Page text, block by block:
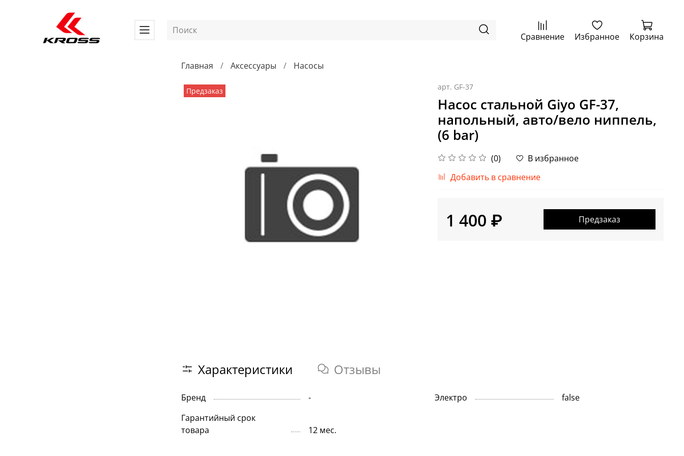
Сравнение Избранное Корзина
Главная Аксессуары Насосы
Предзаказ арт. GF-37
Насос стальной Giyo GF-37,
напольный, авто/вело ниппель,
(6 bar)
(0)
В избранное
Добавить в сравнение
1 400 ₽ Предзаказ
Характеристики Отзывы
Бренд - Электро
false
Гарантийный срок
товара
12 мес.